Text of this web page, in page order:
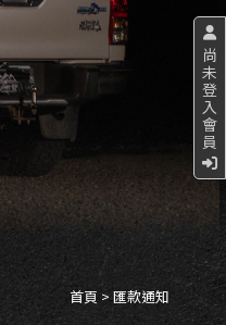
尚
未
登
入
會
員
首頁 > 匯款通知